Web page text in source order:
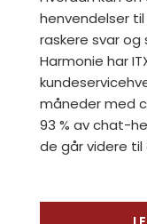
henvendelser
raskere svar
Harmonie har
måneder med
93 % av chat-
de går videre til